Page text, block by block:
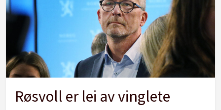
Røsvoll er lei av vinglete